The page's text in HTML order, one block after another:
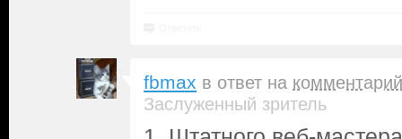
fbmax в ответ на комментарий
Заслуженный зритель